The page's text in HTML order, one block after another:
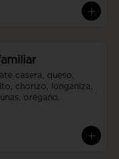
casera, queso,
chorizo, longaniza,
orégano.